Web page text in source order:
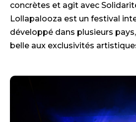
concrètes et agit avec
Lollapalooza est un festival
développé dans plusieurs
belle aux exclusivités